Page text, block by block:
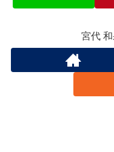
宮代